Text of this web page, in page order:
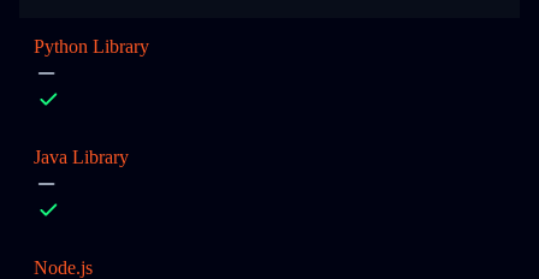
Python Library
Java Library
Node.js